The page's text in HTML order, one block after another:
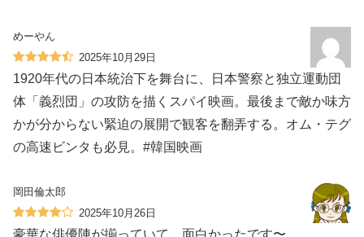
めーやん
2025年10月29日
1920年代の日本統治下を舞台に、日本警察と独立運動団
体「義烈団」の攻防を描くスパイ映画。最後まで敵か味方
かが分からない緊迫の展開で観客を翻弄する。オム・テグ
の高速ビンタも必見。#韓国映画
岡田倫太郎
2025年10月26日